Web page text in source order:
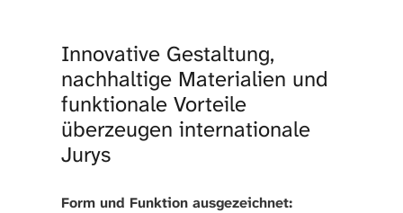
Innovative Gestaltung,
nachhaltige Materialien und
funktionale Vorteile
überzeugen internationale
Jurys
Form und Funktion ausgezeichnet: